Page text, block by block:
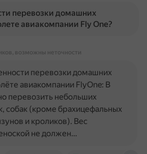
перевозки домашних
авиакомпании Fly One?
возможны неточности
перевозки домашних
авиакомпании FlyOne: В
перевозить небольших
собак (кроме брахицефальных
и кроликов). Вес
не должен…